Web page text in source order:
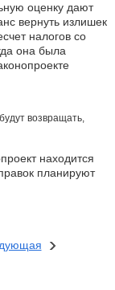
оценку дают
вернуть излишек
налогов со
она была
возвращать,
находится
планируют